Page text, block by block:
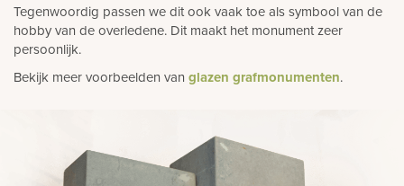
Tegenwoordig passen we dit ook vaak toe als symbool van de
hobby van de overledene. Dit maakt het monument zeer
persoonlijk.
Bekijk meer voorbeelden van glazen grafmonumenten.